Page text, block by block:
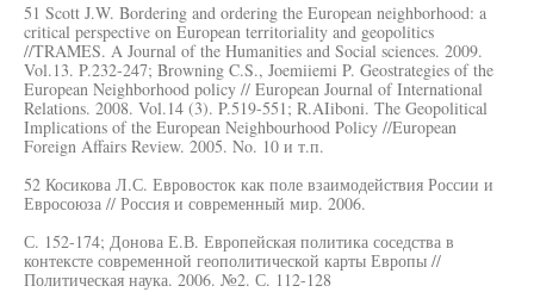
51 Scott J.W. Bordering and ordering the European neighborhood: a
critical perspective on European territoriality and geopolitics
//TRAMES. A Journal of the Humanities and Social sciences. 2009.
Vol.13. P.232-247; Browning C.S., Joemiiemi P. Geostrategies of the
European Neighborhood policy // European Journal of International
Relations. 2008. Vol.14 (3). P.519-551; R.AIiboni. The Geopolitical
Implications of the European Neighbourhood Policy //European
Foreign Affairs Review. 2005. No. 10 и т.п.
52 Косикова Л.С. Евровосток как поле взаимодействия России и
Евросоюза // Россия и современный мир. 2006.
С. 152-174; Донова Е.В. Европейская политика соседства в
контексте современной геополитической карты Европы //
Политическая наука. 2006. №2. С. 112-128